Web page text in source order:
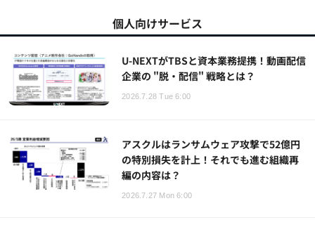
個人向けサービス
U-NEXTがTBSと資本業務提携！動画配信
企業の "脱・配信" 戦略とは？
2026.7.28 Tue 6:00
アスクルはランサムウェア攻撃で52億円
の特別損失を計上！それでも進む組織再
編の内容は？
2026.7.27 Mon 6:00